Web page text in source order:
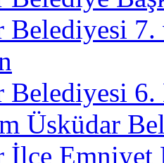
Belediyesi
Belediyesi 6.
Üsküdar
İlçe